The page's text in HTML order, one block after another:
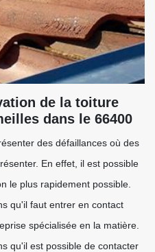
de la toiture
dans le 66400
des défaillances où des
En effet, il est possible
le plus rapidement possible.
qu'il faut entrer en contact
spécialisée en la matière.
qu'il est possible de contacter